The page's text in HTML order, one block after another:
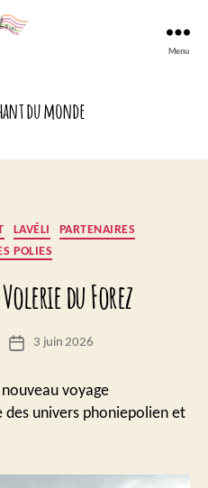
Menu
du monde
Catégories
LAVÉLI
PARTENAIRES
POLIES
du Forez
Date3 juin 2026
voyage
univers phoniepolien et